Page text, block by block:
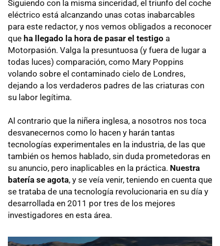
Siguiendo con la misma sinceridad, el triunfo del coche
eléctrico está alcanzando unas cotas inabarcables
para este redactor, y nos vemos obligados a reconocer
que ha llegado la hora de pasar el testigo a
Motorpasión. Valga la presuntuosa (y fuera de lugar a
todas luces) comparación, como Mary Poppins
volando sobre el contaminado cielo de Londres,
dejando a los verdaderos padres de las criaturas con
su labor legítima.
Al contrario que la niñera inglesa, a nosotros nos toca
desvanecernos como lo hacen y harán tantas
tecnologías experimentales en la industria, de las que
también os hemos hablado, sin duda prometedoras en
su anuncio, pero inaplicables en la práctica. Nuestra
batería se agota, y se veía venir, teniendo en cuenta que
se trataba de una tecnología revolucionaria en su día y
desarrollada en 2011 por tres de los mejores
investigadores en esta área.